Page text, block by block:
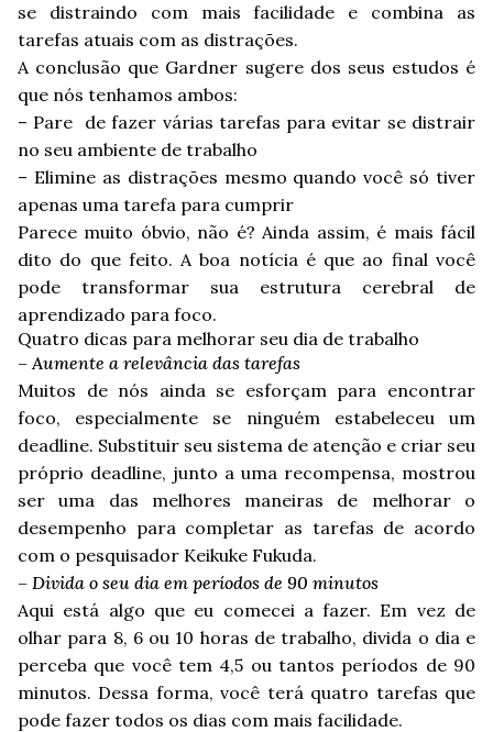
se distraindo com mais facilidade e combina as
tarefas atuais com as distrações.
A conclusão que Gardner sugere dos seus estudos é
que nós tenhamos ambos:
– Pare de fazer várias tarefas para evitar se distrair
no seu ambiente de trabalho
– Elimine as distrações mesmo quando você só tiver
apenas uma tarefa para cumprir
Parece muito óbvio, não é? Ainda assim, é mais fácil
dito do que feito. A boa notícia é que ao final você
pode transformar sua estrutura cerebral de
aprendizado para foco.
Quatro dicas para melhorar seu dia de trabalho
– Aumente a relevância das tarefas
Muitos de nós ainda se esforçam para encontrar
foco, especialmente se ninguém estabeleceu um
deadline. Substituir seu sistema de atenção e criar seu
próprio deadline, junto a uma recompensa, mostrou
ser uma das melhores maneiras de melhorar o
desempenho para completar as tarefas de acordo
com o pesquisador Keikuke Fukuda.
– Divida o seu dia em períodos de 90 minutos
Aqui está algo que eu comecei a fazer. Em vez de
olhar para 8, 6 ou 10 horas de trabalho, divida o dia e
perceba que você tem 4,5 ou tantos períodos de 90
minutos. Dessa forma, você terá quatro tarefas que
pode fazer todos os dias com mais facilidade.